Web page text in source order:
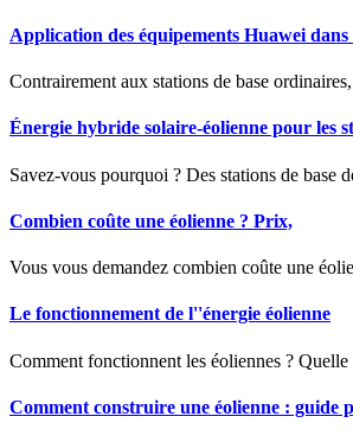
Application des équipements Huawei dans
Contrairement aux stations de base
Énergie hybride solaire-éolienne pour les
Savez-vous pourquoi ? Des stations de base
Combien coûte une éolienne ? Prix,
Vous vous demandez combien coûte une
Le fonctionnement de l''énergie éolienne
Comment fonctionnent les éoliennes ?
Comment construire une éolienne : guide